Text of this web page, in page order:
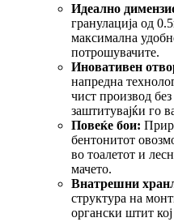
Идеално
гранулација од
максимална
потрошувачите.
Иновативен
напредна
чист производ
заштитувајќи го
Повеќе бои:
бентонитот
во тоалетот и
мачето.
Внатрешни
структура на
органски штит